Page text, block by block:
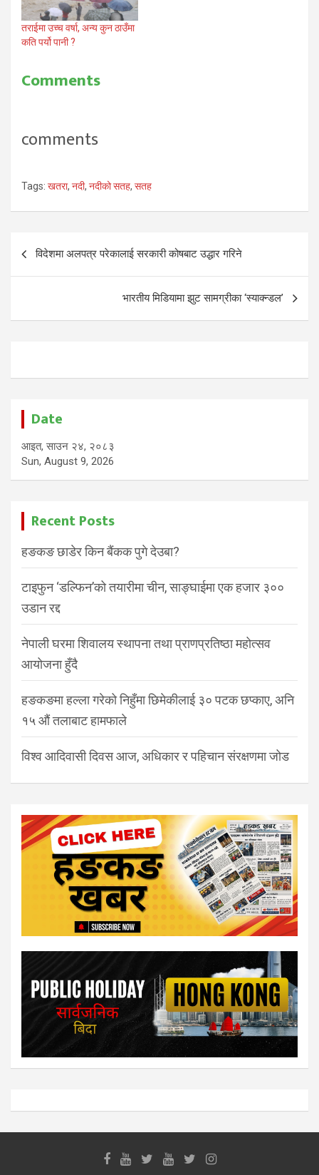
तराईमा उच्च वर्षा, अन्य कुन ठाउँमा
कति पर्यो पानी ?
Comments
comments
Tags: खतरा, नदी, नदीको सतह, सतह
Post
navigation
विदेशमा अलपत्र परेकालाई सरकारी कोषबाट उद्धार गरिने
भारतीय मिडियामा झुट सामग्रीका ‘स्याक्न्डल’
Date
आइत, साउन २४, २०८३
Sun, August 9, 2026
Recent Posts
हङकङ छाडेर किन बैंकक पुगे देउबा?
टाइफुन ‘डल्फिन’को तयारीमा चीन, साङ्घाईमा एक हजार ३००
उडान रद्द
नेपाली घरमा शिवालय स्थापना तथा प्राणप्रतिष्ठा महोत्सव
आयोजना हुँदै
हङकङमा हल्ला गरेको निहुँमा छिमेकीलाई ३० पटक छप्काए, अनि
१५ औं तलाबाट हामफाले
विश्व आदिवासी दिवस आज, अधिकार र पहिचान संरक्षणमा जोड